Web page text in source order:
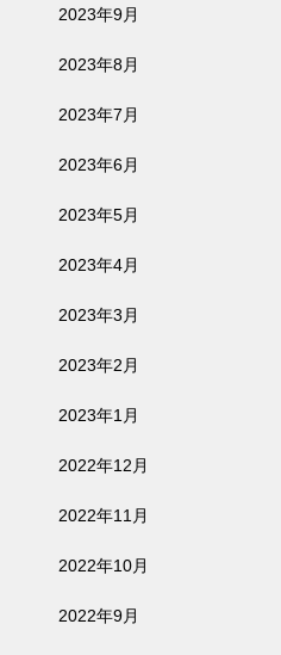
2023年9月
2023年8月
2023年7月
2023年6月
2023年5月
2023年4月
2023年3月
2023年2月
2023年1月
2022年12月
2022年11月
2022年10月
2022年9月